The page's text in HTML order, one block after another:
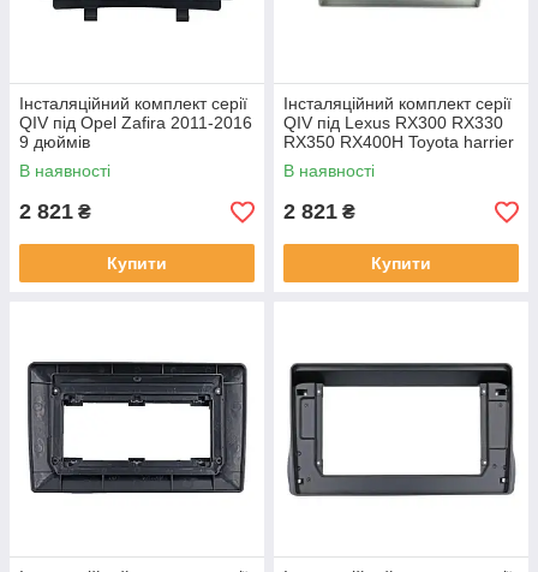
Інсталяційний комплект серії
QIV під Opel Zafira 2011-2016
9 дюймів
В наявності
2 821 ₴
Купити
Інсталяційний комплект серії
QIV під Lexus RX300 RX330
RX350 RX400H Toyota harrier
2003-2009 (F2) 10 дюймів
В наявності
2 821 ₴
Купити